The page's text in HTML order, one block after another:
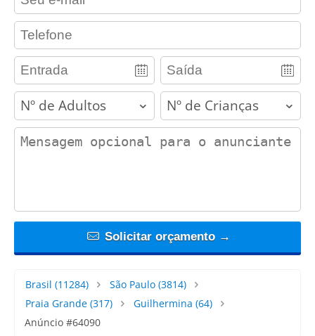
contact_phone
adults children
contact_message
Solicitar orçamento →
Brasil (11284) São Paulo(3814)
Praia Grande (317) Guilhermina (64)
Anúncio #64090